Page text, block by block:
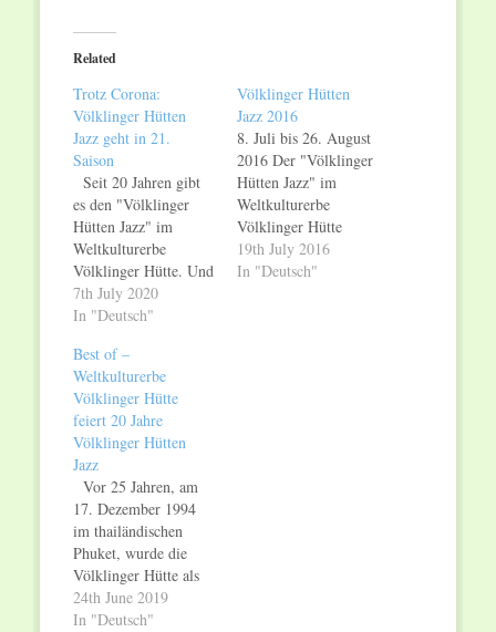
(Opens
in
new
Related
Trotz Corona:
Völklinger Hütten
Jazz geht in 21.
Saison
Seit 20 Jahren gibt
es den "Völklinger
Hütten Jazz" im
Weltkulturerbe
Völklinger Hütte. Und
auch 2020 geht die
Erfolgsgeschichte von
Industriekultur weiter!
Unter dem Motto
"Let’s Get It On!"
startet das
sommerliche Jazz-
Festival in der
Völklinger Hütte ab
Freitag, den 17. Juli
2020, in seine 21.
Saison…
7th July 2020
In "Deutsch"
Völklinger Hütten
Jazz 2016
8. Juli bis 26. August
2016 Der "Völklinger
Hütten Jazz" im
Weltkulturerbe
Völklinger Hütte
präsentiert
herausragende
19th July 2016
In "Deutsch"
Best of –
Weltkulturerbe
Völklinger Hütte
feiert 20 Jahre
Völklinger Hütten
Jazz
Vor 25 Jahren, am
17. Dezember 1994
im thailändischen
Phuket, wurde die
Völklinger Hütte als
erstes
Industriedenkmal aus
24th June 2019
In "Deutsch"